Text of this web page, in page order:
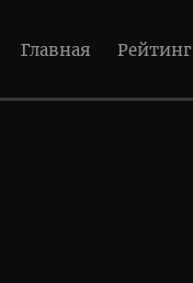
Главная Рейтинг